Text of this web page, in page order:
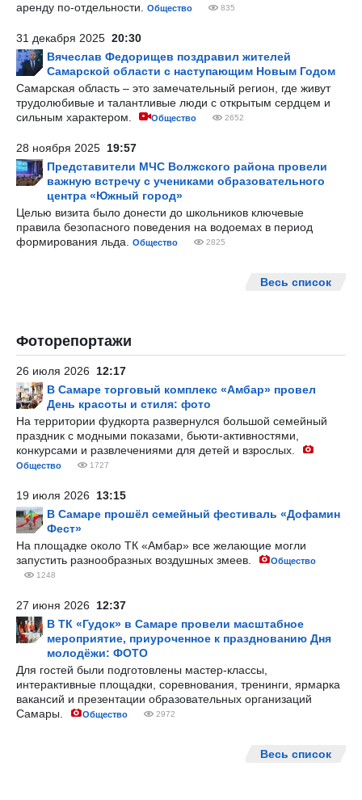
аренду по-отдельности.
Общество 835
31 декабря 2025 20:30
Вячеслав Федорищев поздравил жителей
Самарской области с наступающим Новым Годом
Самарская область – это замечательный регион, где живут
трудолюбивые и талантливые люди с открытым сердцем и
сильным характером.
Общество 2652
28 ноября 2025 19:57
Представители МЧС Волжского района провели
важную встречу с учениками образовательного
центра «Южный город»
Целью визита было донести до школьников ключевые
правила безопасного поведения на водоемах в период
формирования льда.
Общество 2825
Весь список
Фоторепортажи
26 июля 2026 12:17
В Самаре торговый комплекс «Амбар» провел
День красоты и стиля: фото
На территории фудкорта развернулся большой семейный
праздник с модными показами, бьюти-активностями,
конкурсами и развлечениями для детей и взрослых.
Общество 1727
19 июля 2026 13:15
В Самаре прошёл семейный фестиваль «Дофамин
Фест»
На площадке около ТК «Амбар» все желающие могли
запустить разнообразных воздушных змеев.
Общество
1248
27 июня 2026 12:37
В ТК «Гудок» в Самаре провели масштабное
мероприятие, приуроченное к празднованию Дня
молодёжи: ФОТО
Для гостей были подготовлены мастер-классы,
интерактивные площадки, соревнования, тренинги, ярмарка
вакансий и презентации образовательных организаций
Самары.
Общество 2972
Весь список